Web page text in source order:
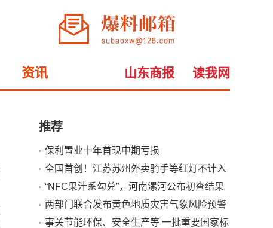
资讯 读我网
山东商报
大
推荐
保利置业十年首现中期亏损
全国首创！江苏苏州外卖骑手等红灯不计入
配送时间
“NFC果汁系勾兑”，河南漯河公布初查结果
两部门联合发布黄色地质灾害气象风险预警
事关节能环保、安全生产等 一批重要国家标